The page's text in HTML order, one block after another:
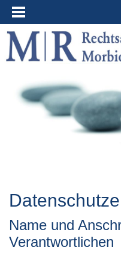
Name und
Verantwortlichen